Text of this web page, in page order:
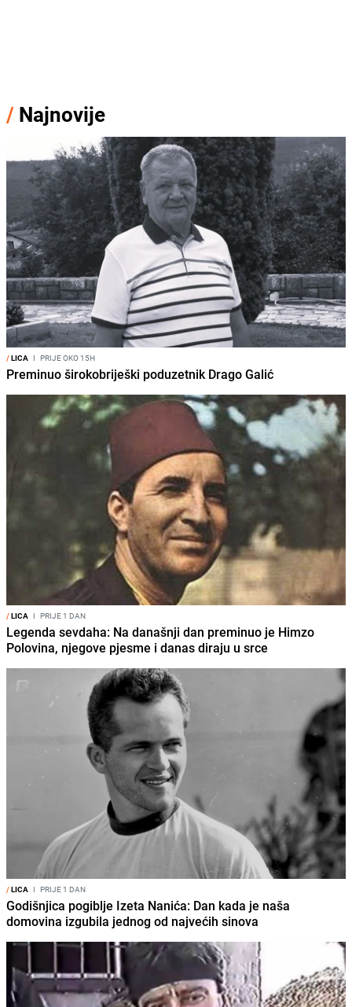
/ Najnovije
/LICA I PRIJE OKO 15H
Preminuo širokobriješki poduzetnik Drago Galić
/LICA I PRIJE 1 DAN
Legenda sevdaha: Na današnji dan preminuo je Himzo
Polovina, njegove pjesme i danas diraju u srce
/LICA I PRIJE 1 DAN
Godišnjica pogiblje Izeta Nanića: Dan kada je naša
domovina izgubila jednog od najvećih sinova